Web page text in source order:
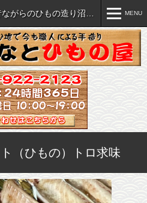
MENU
MENU
ご注文について
ご注文方法
特商法に関する表記
送料・手数料一覧
（ひもの）トロ求味